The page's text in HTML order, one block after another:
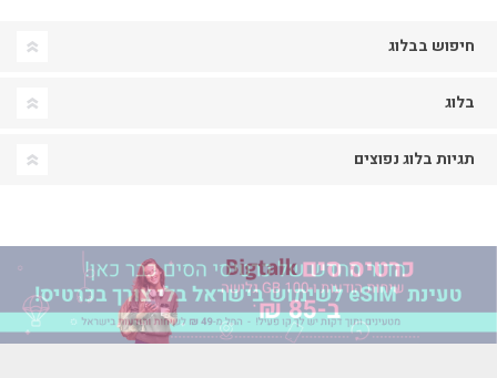
חיפוש בבלוג
בלוג
תגיות בלוג נפוצים